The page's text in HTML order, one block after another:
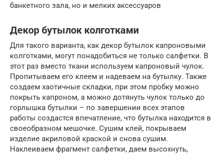
банкетного зала, но и мелких аксессуаров
Декор бутылок колготками
Для такого варианта, как декор бутылок капроновыми
колготками, могут понадобиться не только салфетки. В
этот раз вместо ткани используем капроновый чулок.
Пропитываем его клеем и надеваем на бутылку. Также
создаем хаотичные складки, при этом пробку можно
покрыть капроном, а можно дотянуть чулок только до
горлышка бутылки – по завершении всех этапов
работы создастся впечатление, что бутылка находится в
своеобразном мешочке. Сушим клей, покрываем
изделие акриловой краской и снова сушим.
Наклеиваем фрагмент салфетки, даем высохнуть,